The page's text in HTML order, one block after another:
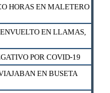
DE NICOYA
ESQUIPULAS EN
PODRÁN UTILIZAR
DE AGOSTO
DE VIVIENDA CON
HORAS EN MALETERO
EN LLAMAS,
POR COVID-19
EN BUSETA